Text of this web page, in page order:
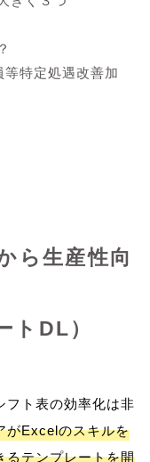
特定処遇改善加
ら生産性向
トDL）
フト表の効率化は非
がExcelのスキルを
るテンプレートを開